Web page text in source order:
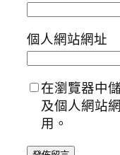
個人網站網址
在瀏覽器中
及個人網站
用。